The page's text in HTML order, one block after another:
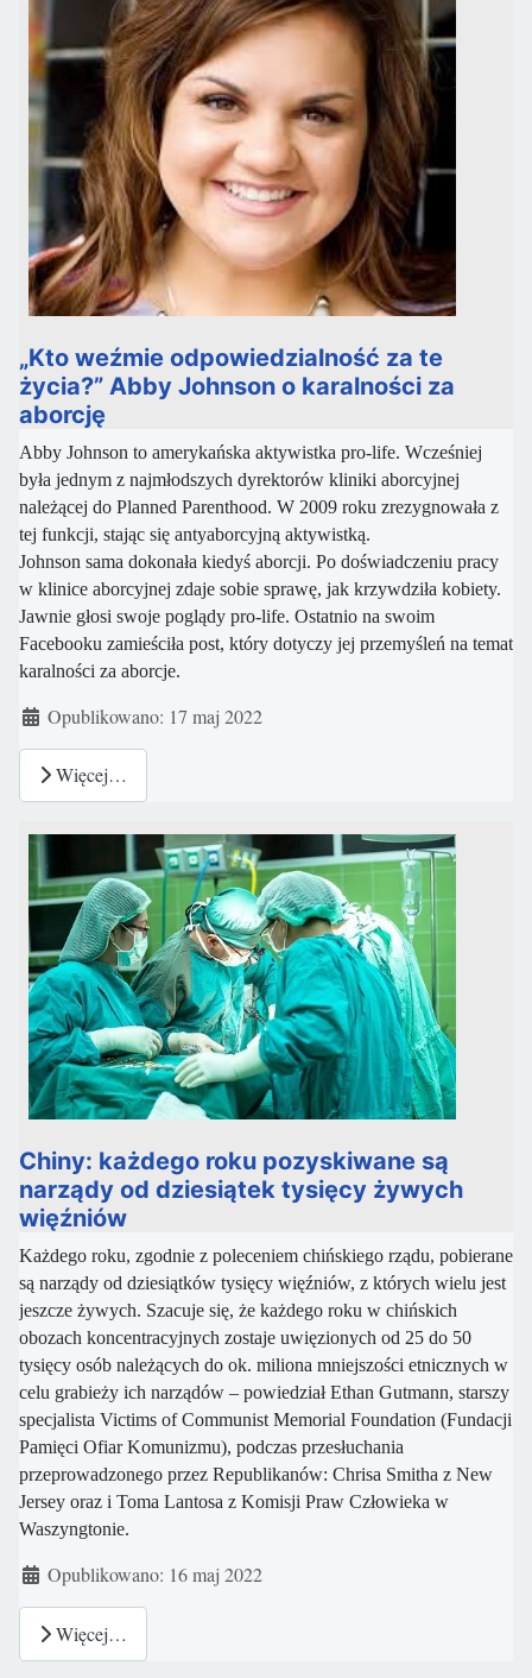
„Kto weźmie odpowiedzialność za te
życia?” Abby Johnson o karalności za
aborcję
Abby Johnson to amerykańska aktywistka pro-life. Wcześniej
była jednym z najmłodszych dyrektorów kliniki aborcyjnej
należącej do Planned Parenthood. W 2009 roku zrezygnowała z
tej funkcji, stając się antyaborcyjną aktywistką.
Johnson sama dokonała kiedyś aborcji. Po doświadczeniu pracy
w klinice aborcyjnej zdaje sobie sprawę, jak krzywdziła kobiety.
Jawnie głosi swoje poglądy pro-life. Ostatnio na swoim
Facebooku zamieściła post, który dotyczy jej przemyśleń na temat
karalności za aborcje.
Szczegóły
Opublikowano: 17 maj 2022
Więcej…
Chiny: każdego roku pozyskiwane są
narządy od dziesiątek tysięcy żywych
więźniów
Każdego roku, zgodnie z poleceniem chińskiego rządu, pobierane
są narządy od dziesiątków tysięcy więźniów, z których wielu jest
jeszcze żywych. Szacuje się, że każdego roku w chińskich
obozach koncentracyjnych zostaje uwięzionych od 25 do 50
tysięcy osób należących do ok. miliona mniejszości etnicznych w
celu grabieży ich narządów – powiedział Ethan Gutmann, starszy
specjalista Victims of Communist Memorial Foundation (Fundacji
Pamięci Ofiar Komunizmu), podczas przesłuchania
przeprowadzonego przez Republikanów: Chrisa Smitha z New
Jersey oraz i Toma Lantosa z Komisji Praw Człowieka w
Waszyngtonie.
Szczegóły
Opublikowano: 16 maj 2022
Więcej…